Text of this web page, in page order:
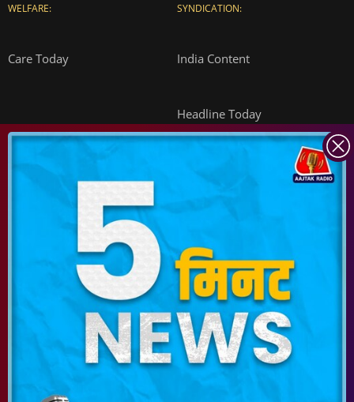
WELFARE:
Care Today
SYNDICATION:
India Content
Headline Today
DOWNLOAD APP
Living Media India Limited. For reprint rights: